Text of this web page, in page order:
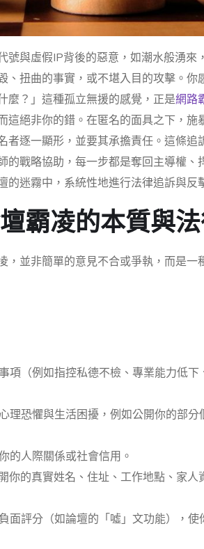
與虛假IP背後的惡意，如潮水般湧來
扭曲的事實，或不堪入目的攻擊。你
？」這種孤立無援的感覺，正是網路
絕非你的錯。在匿名的面具之下，施
逐一顯形，並要其承擔責任。這條追
戰略協助，每一步都是奪回主導權、
迷霧中，系統性地進行法律追訴與反
霸凌的本質與
並非簡單的意見不合或爭執，而是一
項（例如指控私德不檢、專業能力低下
理恐懼與生活困擾，例如公開你的部
的人際關係或社會信用。
你的真實姓名、住址、工作地點、家人
面評分（如論壇的「噓」文功能），